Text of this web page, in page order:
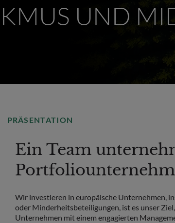
KMUS UND
PRÄSENTATION
Ein Team
Wir investieren in europäische Unternehmen,
oder Minderheitsbeteiligungen, ist es unser
Unternehmen mit einem engagierten